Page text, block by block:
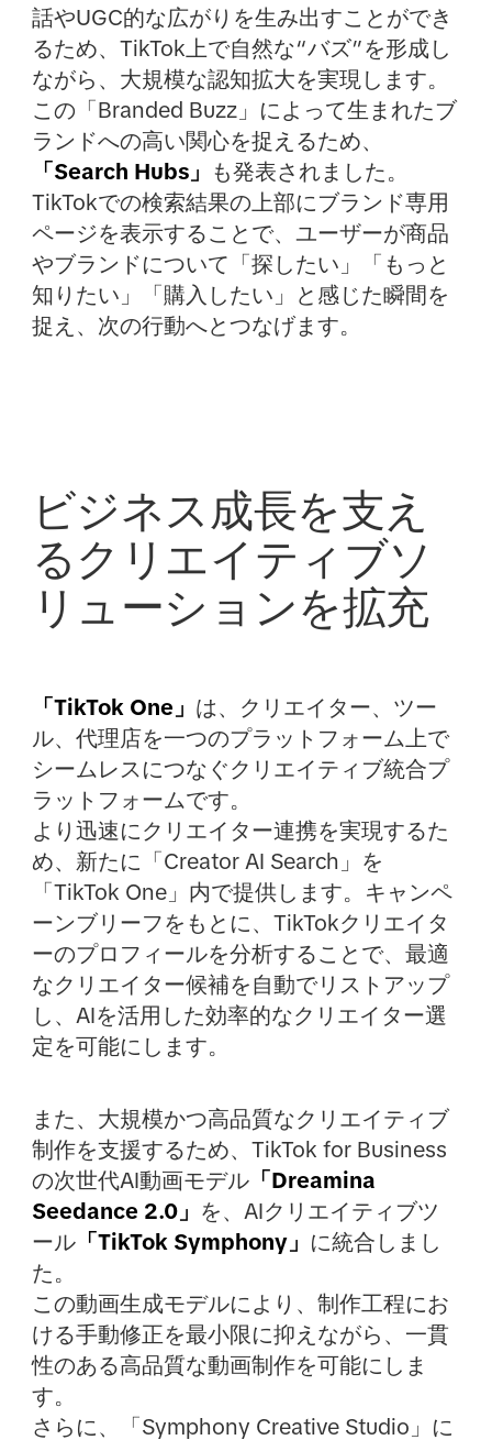
話やUGC的な広がりを生み出すことができ
るため、TikTok上で自然な“バズ”を形成し
ながら、大規模な認知拡大を実現します。
この「Branded Buzz」によって生まれたブ
ランドへの高い関心を捉えるため、
「Search Hubs」
も発表されました。
TikTokでの検索結果の上部にブランド専用
ページを表示することで、ユーザーが商品
やブランドについて「探したい」「もっと
知りたい」「購入したい」と感じた瞬間を
捉え、次の行動へとつなげます。
ビジネス成長を支え
るクリエイティブソ
リューションを拡充
「TikTok One」 は、クリエイター、ツー
ル、代理店を一つのプラットフォーム上で
シームレスにつなぐクリエイティブ統合プ
ラットフォームです。
より迅速にクリエイター連携を実現するた
め、新たに「Creator AI Search」を
「TikTok One」内で提供します。キャンペ
ーンブリーフをもとに、TikTokクリエイタ
ーのプロフィールを分析することで、最適
なクリエイター候補を自動でリストアップ
し、AIを活用した効率的なクリエイター選
定を可能にします。
また、大規模かつ高品質なクリエイティブ
制作を支援するため、TikTok for Business
の次世代AI動画モデル「Dreamina
Seedance 2.0」 を、AIクリエイティブツ
ール「TikTok Symphony」 に統合しまし
た。
この動画生成モデルにより、制作工程にお
ける手動修正を最小限に抑えながら、一貫
性のある高品質な動画制作を可能にしま
す。
さらに、「Symphony Creative Studio」に